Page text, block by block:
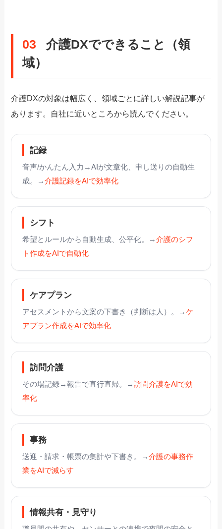
03
介護DXでできること（領
域）
介護DXの対象は幅広く、領域ごとに詳しい解説記事が
あります。自社に近いところから読んでください。
記録
音声/かんたん入力→AIが文章化、申し送りの自動生
成。→介護記録をAIで効率化
シフト
希望とルールから自動生成、公平化。→介護のシフ
ト作成をAIで自動化
ケアプラン
アセスメントから文案の下書き（判断は人）。→ケ
アプラン作成をAIで効率化
訪問介護
その場記録→報告で直行直帰。→訪問介護をAIで効
率化
事務
送迎・請求・帳票の集計や下書き。→介護の事務作
業をAIで減らす
情報共有・見守り